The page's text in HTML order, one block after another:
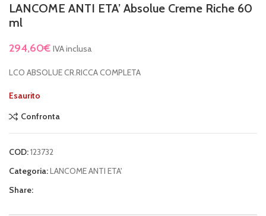
LANCOME ANTI ETA’ Absolue Creme Riche 60
ml
294,60€ IVA inclusa
LCO ABSOLUE CR.RICCA COMPLETA
Esaurito
Confronta
COD:123732
Categoria:LANCOME ANTI ETA'
Share: